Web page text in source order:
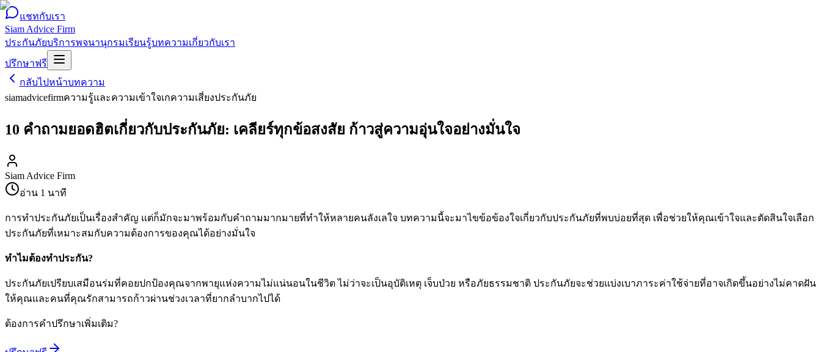
แชทกับเรา
Siam Advice Firm
ประกันภัยบริการพจนานุกรมเรียนรู้บทความเกี่ยวกับเรา
ปรึกษาฟรี
กลับไปหน้าบทความ
siamadvicefirmความรู้และความเข้าใจเกความเสี่ยงประกันภัย
10 คำถามยอดฮิตเกี่ยวกับประกันภัย: เคลียร์ทุกข้อสงสัย ก้าวสู่ความอุ่นใจอย่างมั่นใจ
Siam Advice Firm
อ่าน 1 นาที
การทำประกันภัยเป็นเรื่องสำคัญ แต่ก็มักจะมาพร้อมกับคำถามมากมายที่ทำให้หลายคนลังเลใจ บทความนี้จะมาไขข้อข้องใจเกี่ยวกับประกันภัยที่พบบ่อยที่สุด เพื่อช่วยให้คุณเข้าใจและตัดสินใจเลือก
ประกันภัยที่เหมาะสมกับความต้องการของคุณได้อย่างมั่นใจ
ทำไมต้องทำประกัน?
ประกันภัยเปรียบเสมือนร่มที่คอยปกป้องคุณจากพายุแห่งความไม่แน่นอนในชีวิต ไม่ว่าจะเป็นอุบัติเหตุ เจ็บป่วย หรือภัยธรรมชาติ ประกันภัยจะช่วยแบ่งเบาภาระค่าใช้จ่ายที่อาจเกิดขึ้นอย่างไม่คาดฝัน
ให้คุณและคนที่คุณรักสามารถก้าวผ่านช่วงเวลาที่ยากลำบากไปได้
ต้องการคำปรึกษาเพิ่มเติม?